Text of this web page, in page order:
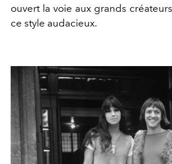
ouvert la voie aux grands
ce style audacieux.